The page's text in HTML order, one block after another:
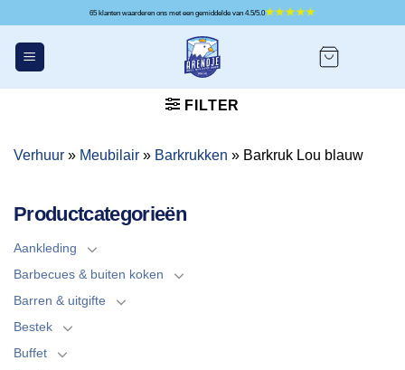
inhoud
65 klanten waarderen ons met een gemiddelde van 4.5/5.0
FILTER
Verhuur » Meubilair » Barkrukken » Barkruk Lou blauw
Productcategorieën
Aankleding
Barbecues & buiten koken
Barren & uitgifte
Bestek
Buffet